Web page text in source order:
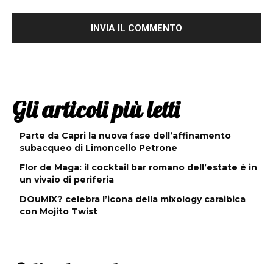
Gli articoli più letti
Parte da Capri la nuova fase dell’affinamento
subacqueo di Limoncello Petrone
Flor de Maga: il cocktail bar romano dell’estate è in
un vivaio di periferia
DOuMIX? celebra l’icona della mixology caraibica
con Mojito Twist